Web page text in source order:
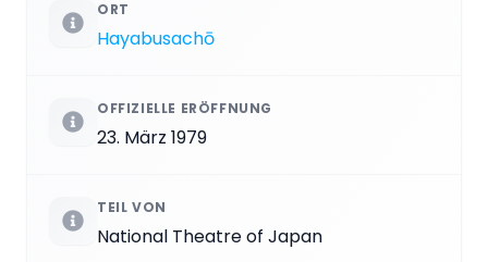
ORT
Hayabusachō
OFFIZIELLE ERÖFFNUNG
23. März 1979
TEIL VON
National Theatre of Japan